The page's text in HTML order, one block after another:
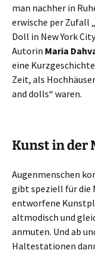
man nachher in
erwische per Zufall
Doll in New York
Autorin Maria
eine
Zeit, als
and dolls“ waren.
Kunst in der
Augenmenschen
gibt speziell für die
entworfene
altmodisch und
anmuten. Und ab
Haltestationen